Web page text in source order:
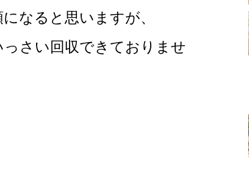
なると思いますが、
さい回収できておりませ